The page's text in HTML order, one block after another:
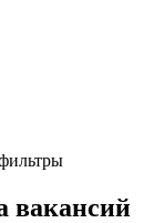
вакансий